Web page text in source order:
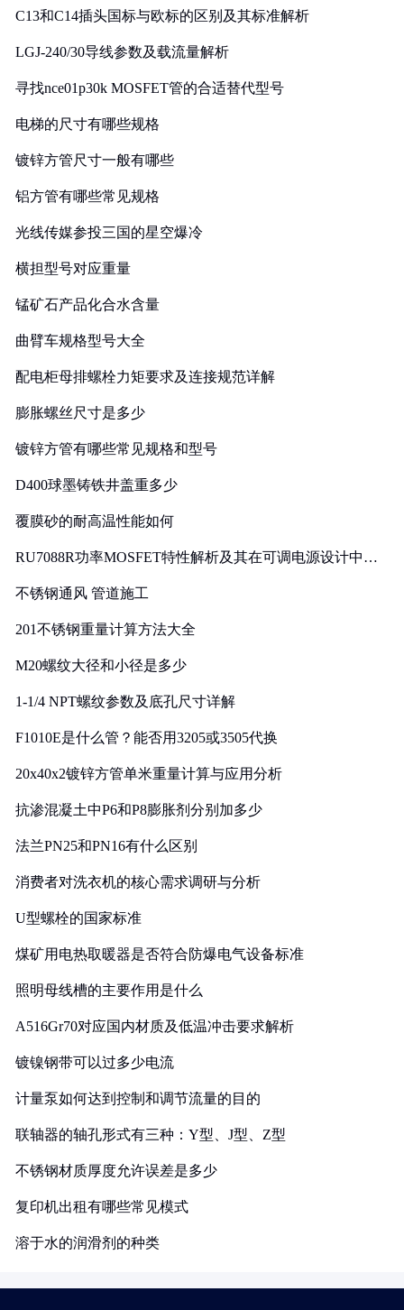
C13和C14插头国标与欧标的区别及其标准解析
LGJ-240/30导线参数及载流量解析
寻找nce01p30k MOSFET管的合适替代型号
电梯的尺寸有哪些规格
镀锌方管尺寸一般有哪些
铝方管有哪些常见规格
光线传媒参投三国的星空爆冷
横担型号对应重量
锰矿石产品化合水含量
曲臂车规格型号大全
配电柜母排螺栓力矩要求及连接规范详解
膨胀螺丝尺寸是多少
镀锌方管有哪些常见规格和型号
D400球墨铸铁井盖重多少
覆膜砂的耐高温性能如何
RU7088R功率MOSFET特性解析及其在可调电源设计中的
不锈钢通风 管道施工
201不锈钢重量计算方法大全
M20螺纹大径和小径是多少
1-1/4 NPT螺纹参数及底孔尺寸详解
F1010E是什么管？能否用3205或3505代换
20x40x2镀锌方管单米重量计算与应用分析
抗渗混凝土中P6和P8膨胀剂分别加多少
法兰PN25和PN16有什么区别
消费者对洗衣机的核心需求调研与分析
U型螺栓的国家标准
煤矿用电热取暖器是否符合防爆电气设备标准
照明母线槽的主要作用是什么
A516Gr70对应国内材质及低温冲击要求解析
镀镍钢带可以过多少电流
计量泵如何达到控制和调节流量的目的
联轴器的轴孔形式有三种：Y型、J型、Z型
不锈钢材质厚度允许误差是多少
复印机出租有哪些常见模式
溶于水的润滑剂的种类